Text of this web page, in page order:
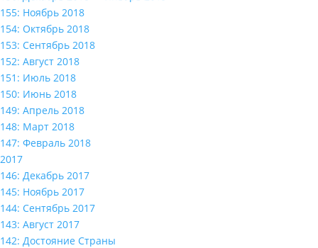
155: Ноябрь 2018
154: Октябрь 2018
153: Сентябрь 2018
152: Август 2018
151: Июль 2018
150: Июнь 2018
149: Апрель 2018
148: Март 2018
147: Февраль 2018
2017
146: Декабрь 2017
145: Ноябрь 2017
144: Сентябрь 2017
143: Август 2017
142: Достояние Страны